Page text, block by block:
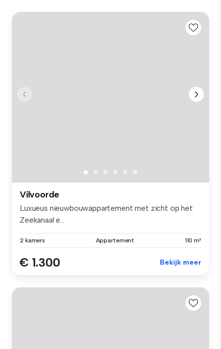
Vilvoorde
Luxueus nieuwbouwappartement met zicht op het
Zeekanaal e...
2 kamers Appartement 110 m²
€ 1.300 Bekijk meer